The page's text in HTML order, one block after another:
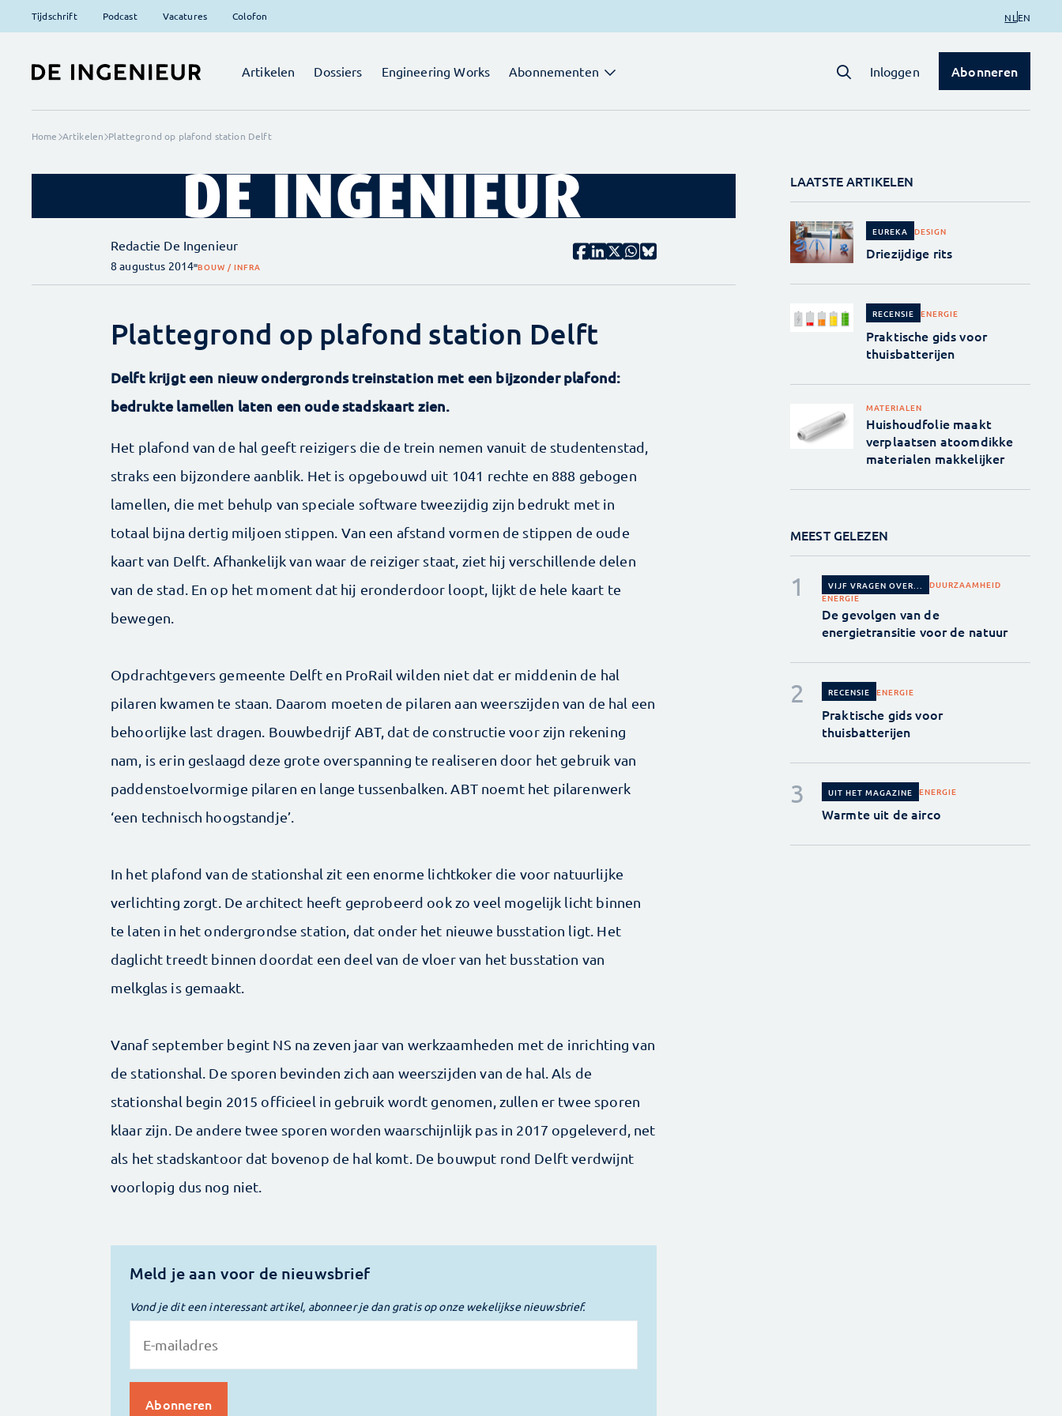
Tijdschrift Podcast Vacatures Colofon NL EN
Artikelen Dossiers Engineering Works Abonnementen Inloggen Abonneren
Home Artikelen Plattegrond op plafond station Delft
Redactie De Ingenieur
8 augustus 2014 BOUW / INFRA
Plattegrond op plafond station Delft
Delft krijgt een nieuw ondergronds treinstation met een bijzonder plafond:
bedrukte lamellen laten een oude stadskaart zien.
Het plafond van de hal geeft reizigers die de trein nemen vanuit de studentenstad,
straks een bijzondere aanblik. Het is opgebouwd uit 1041 rechte en 888 gebogen
lamellen, die met behulp van speciale software tweezijdig zijn bedrukt met in
totaal bijna dertig miljoen stippen. Van een afstand vormen de stippen de oude
kaart van Delft. Afhankelijk van waar de reiziger staat, ziet hij verschillende delen
van de stad. En op het moment dat hij eronderdoor loopt, lijkt de hele kaart te
bewegen.
Opdrachtgevers gemeente Delft en ProRail wilden niet dat er middenin de hal
pilaren kwamen te staan. Daarom moeten de pilaren aan weerszijden van de hal een
behoorlijke last dragen. Bouwbedrijf ABT, dat de constructie voor zijn rekening
nam, is erin geslaagd deze grote overspanning te realiseren door het gebruik van
paddenstoelvormige pilaren en lange tussenbalken. ABT noemt het pilarenwerk
‘een technisch hoogstandje’.
In het plafond van de stationshal zit een enorme lichtkoker die voor natuurlijke
verlichting zorgt. De architect heeft geprobeerd ook zo veel mogelijk licht binnen
te laten in het ondergrondse station, dat onder het nieuwe busstation ligt. Het
daglicht treedt binnen doordat een deel van de vloer van het busstation van
melkglas is gemaakt.
Vanaf september begint NS na zeven jaar van werkzaamheden met de inrichting van
de stationshal. De sporen bevinden zich aan weerszijden van de hal. Als de
stationshal begin 2015 officieel in gebruik wordt genomen, zullen er twee sporen
klaar zijn. De andere twee sporen worden waarschijnlijk pas in 2017 opgeleverd, net
als het stadskantoor dat bovenop de hal komt. De bouwput rond Delft verdwijnt
voorlopig dus nog niet.
Meld je aan voor de nieuwsbrief
Vond je dit een interessant artikel, abonneer je dan gratis op onze wekelijkse nieuwsbrief.
LAATSTE ARTIKELEN
EUREKA DESIGN
Driezijdige rits
RECENSIE ENERGIE
Praktische gids voor
thuisbatterijen
MATERIALEN
Huishoudfolie maakt
verplaatsen atoomdikke
materialen makkelijker
MEEST GELEZEN
VIJF VRAGEN OVER...
DUURZAAMHEID
ENERGIE
De gevolgen van de
energietransitie voor de natuur
RECENSIE ENERGIE
Praktische gids voor
thuisbatterijen
UIT HET MAGAZINE ENERGIE
Warmte uit de airco